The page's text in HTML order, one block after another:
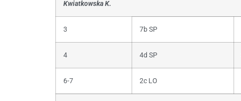
Kwiatkowska K.
3 7b SP
4 4d SP
6-7 2c LO